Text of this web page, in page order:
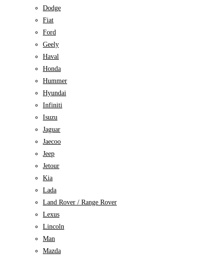
Dodge
Fiat
Ford
Geely
Haval
Honda
Hummer
Hyundai
Infiniti
Isuzu
Jaguar
Jaecoo
Jeep
Jetour
Kia
Lada
Land Rover / Range Rover
Lexus
Lincoln
Man
Mazda